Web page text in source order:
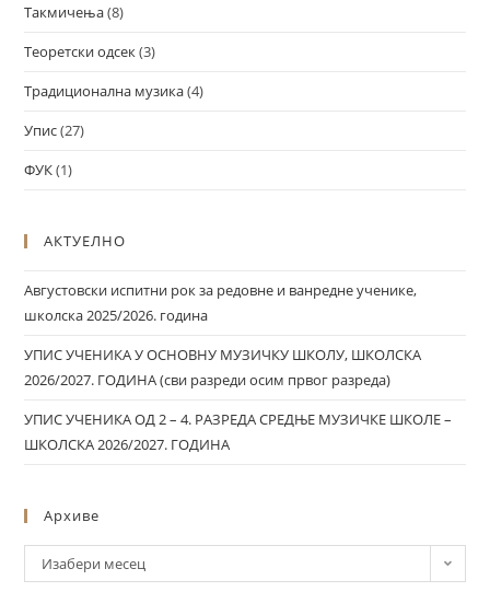
Такмичења(8)
Теоретски одсек (3)
Традиционална музика(4)
Упис(27)
ФУК(1)
АКТУЕЛНО
Августовски испитни рок за редовне и ванредне ученике,
школска 2025/2026. година
УПИС УЧЕНИКА У ОСНОВНУ МУЗИЧКУ ШКОЛУ, ШКОЛСКА
2026/2027. ГОДИНА (сви разреди осим првог разреда)
УПИС УЧЕНИКА ОД 2 – 4. РАЗРЕДА СРЕДЊЕ МУЗИЧКЕ ШКОЛЕ –
ШКОЛСКА 2026/2027. ГОДИНА
Архиве
Изабери месец